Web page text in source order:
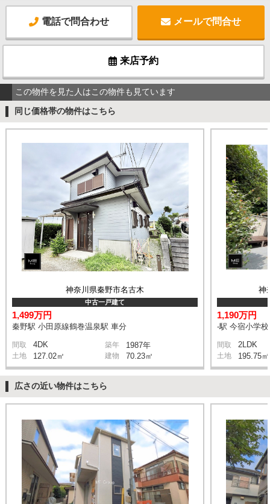
電話で問合わせ メールで問合せ
来店予約
この物件を見た人はこの物件も見ています
同じ価格帯の物件はこちら
神奈川県秦野市名古木
中古一戸建て
1,499万円
秦野駅 小田原線鶴巻温泉駅 車分
間取 4DK 築年 1987年
土地 127.02㎡ 建物 70.23㎡
神
1,190万円
-駅 今宿小学
間取 2LDK
土地 195.75㎡
広さの近い物件はこちら